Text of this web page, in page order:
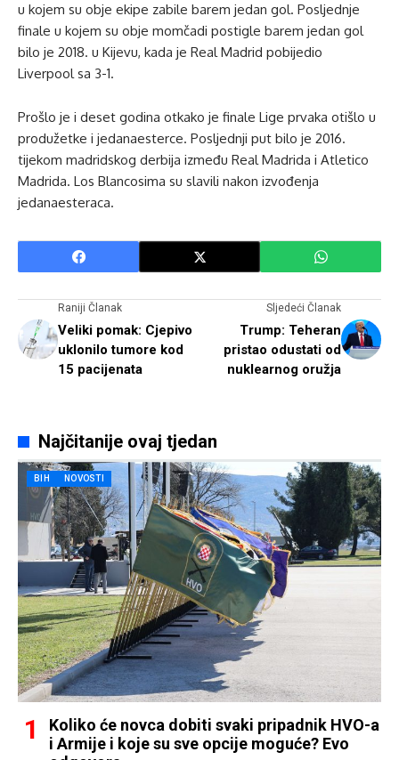
u kojem su obje ekipe zabile barem jedan gol. Posljednje
finale u kojem su obje momčadi postigle barem jedan gol
bilo je 2018. u Kijevu, kada je Real Madrid pobijedio
Liverpool sa 3-1.
Prošlo je i deset godina otkako je finale Lige prvaka otišlo u
produžetke i jedanaesterce. Posljednji put bilo je 2016.
tijekom madridskog derbija između Real Madrida i Atletico
Madrida. Los Blancosima su slavili nakon izvođenja
jedanaesteraca.
Raniji Članak
Veliki pomak: Cjepivo
uklonilo tumore kod
15 pacijenata
Sljedeći Članak
Trump: Teheran
pristao odustati od
nuklearnog oružja
Najčitanije ovaj tjedan
BIH NOVOSTI
Koliko će novca dobiti svaki pripadnik HVO-a
i Armije i koje su sve opcije moguće? Evo